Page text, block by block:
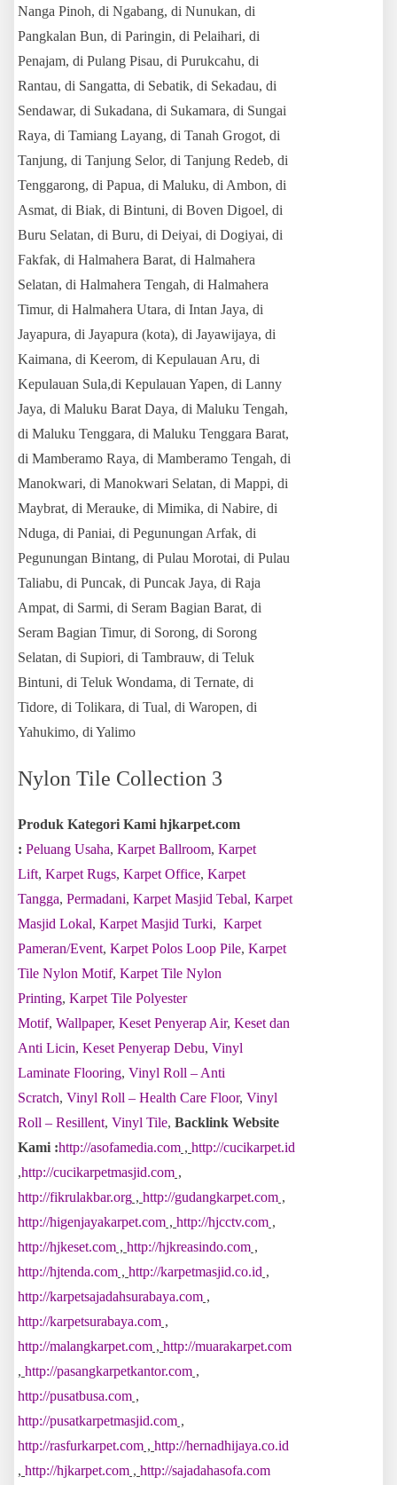
Nanga Pinoh, di Ngabang, di Nunukan, di
Pangkalan Bun, di Paringin, di Pelaihari, di
Penajam, di Pulang Pisau, di Purukcahu, di
Rantau, di Sangatta, di Sebatik, di Sekadau, di
Sendawar, di Sukadana, di Sukamara, di Sungai
Raya, di Tamiang Layang, di Tanah Grogot, di
Tanjung, di Tanjung Selor, di Tanjung Redeb, di
Tenggarong, di Papua, di Maluku, di Ambon, di
Asmat, di Biak, di Bintuni, di Boven Digoel, di
Buru Selatan, di Buru, di Deiyai, di Dogiyai, di
Fakfak, di Halmahera Barat, di Halmahera
Selatan, di Halmahera Tengah, di Halmahera
Timur, di Halmahera Utara, di Intan Jaya, di
Jayapura, di Jayapura (kota), di Jayawijaya, di
Kaimana, di Keerom, di Kepulauan Aru, di
Kepulauan Sula,di Kepulauan Yapen, di Lanny
Jaya, di Maluku Barat Daya, di Maluku Tengah,
di Maluku Tenggara, di Maluku Tenggara Barat,
di Mamberamo Raya, di Mamberamo Tengah, di
Manokwari, di Manokwari Selatan, di Mappi, di
Maybrat, di Merauke, di Mimika, di Nabire, di
Nduga, di Paniai, di Pegunungan Arfak, di
Pegunungan Bintang, di Pulau Morotai, di Pulau
Taliabu, di Puncak, di Puncak Jaya, di Raja
Ampat, di Sarmi, di Seram Bagian Barat, di
Seram Bagian Timur, di Sorong, di Sorong
Selatan, di Supiori, di Tambrauw, di Teluk
Bintuni, di Teluk Wondama, di Ternate, di
Tidore, di Tolikara, di Tual, di Waropen, di
Yahukimo, di Yalimo
Nylon Tile Collection 3
Produk Kategori Kami hjkarpet.com
: Peluang Usaha, Karpet Ballroom, Karpet
Lift, Karpet Rugs, Karpet Office, Karpet
Tangga, Permadani, Karpet Masjid Tebal, Karpet
Masjid Lokal, Karpet Masjid Turki, Karpet
Pameran/Event, Karpet Polos Loop Pile, Karpet
Tile Nylon Motif, Karpet Tile Nylon
Printing, Karpet Tile Polyester
Motif, Wallpaper, Keset Penyerap Air, Keset dan
Anti Licin, Keset Penyerap Debu, Vinyl
Laminate Flooring, Vinyl Roll – Anti
Scratch, Vinyl Roll – Health Care Floor, Vinyl
Roll – Resillent, Vinyl Tile, Backlink Website
Kami :http://asofamedia.com , http://cucikarpet.id
,http://cucikarpetmasjid.com ,
http://fikrulakbar.org , http://gudangkarpet.com ,
http://higenjayakarpet.com , http://hjcctv.com ,
http://hjkeset.com , http://hjkreasindo.com ,
http://hjtenda.com , http://karpetmasjid.co.id ,
http://karpetsajadahsurabaya.com ,
http://karpetsurabaya.com ,
http://malangkarpet.com , http://muarakarpet.com
, http://pasangkarpetkantor.com ,
http://pusatbusa.com ,
http://pusatkarpetmasjid.com ,
http://rasfurkarpet.com , http://hernadhijaya.co.id
, http://hjkarpet.com , http://sajadahasofa.com